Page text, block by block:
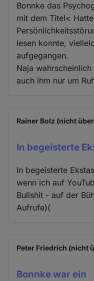
Bonnke das
mit dem Titel<
lesen konnte,
aufgegangen.
Naja
auch ihm nur um
Rainer Bolz (nicht
In begeisterte
In begeisterte
wenn ich auf
Bullshit - auf der
Aufrufe)(
Peter Friedrich (nicht
Bonnke war ein